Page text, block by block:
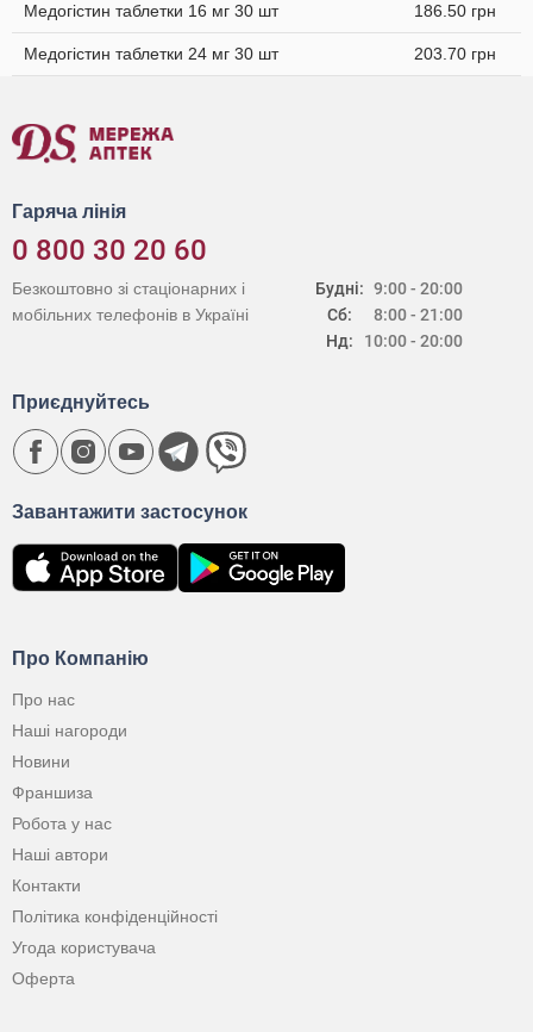
Медогістин таблетки 16 мг 30 шт 186.50 грн
Медогістин таблетки 24 мг 30 шт 203.70 грн
Гаряча лінія
0 800 30 20 60
Будні:
Сб:
Нд:
9:00 - 20:00
8:00 - 21:00
10:00 - 20:00
Безкоштовно зі стаціонарних і
мобільних телефонів в Україні
Про Компанію
Про нас
Наші нагороди
Новини
Франшиза
Робота у нас
Наші автори
Контакти
Політика конфіденційності
Угода користувача
Оферта
Завантажити застосунок
Приєднуйтесь